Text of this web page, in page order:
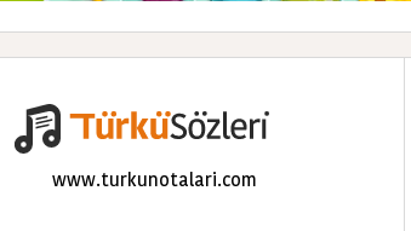
www.turkunotalari.com